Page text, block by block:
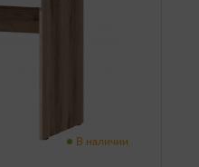
В наличии